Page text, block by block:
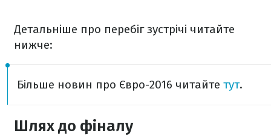
Детальніше про перебіг зустрічі читайте
нижче:
Більше новин про Євро-2016 читайте тут.
Шлях до фіналу